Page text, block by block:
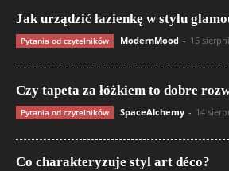
Jak urządzić łazienkę w stylu
Pytania od czytelników ModernMood - 15
Czy tapeta za łóżkiem to dobre
Pytania od czytelników SpaceAlchemy - 14
Co charakteryzuje styl art déco?